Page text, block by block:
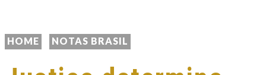
HOME NOTAS BRASIL